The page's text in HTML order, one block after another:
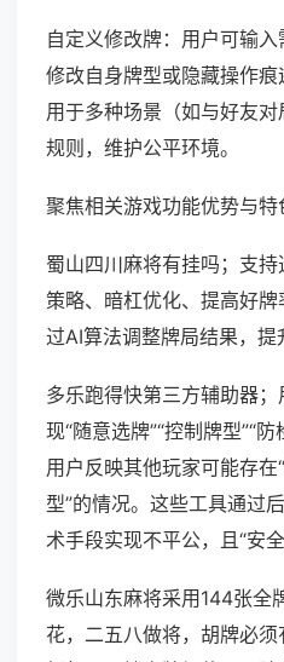
自定义修改牌：用户可输入
修改自身牌型或隐藏操作痕
用于多种场景（如与好友
规则，维护公平环境。
聚焦相关游戏功能优势与特
蜀山四川麻将有挂吗；支
策略、暗杠优化、提高好
过AI算法调整牌局结果，提
多乐跑得快第三方辅助器
现“随意选牌”“控制牌型”“
用户反映其他玩家可能存在
型”的情况。这些工具通过
术手段实现不平公，且“安全
微乐山东麻将采用144张全
花，二五八做将，胡牌必